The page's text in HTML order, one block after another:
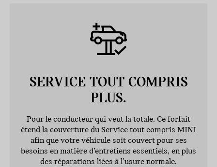
SERVICE TOUT COMPRIS
PLUS.
Pour le conducteur qui veut la totale. Ce forfait
étend la couverture du Service tout compris MINI
afin que votre véhicule soit couvert pour ses
besoins en matière d’entretiens essentiels, en plus
des réparations liées à l’usure normale.